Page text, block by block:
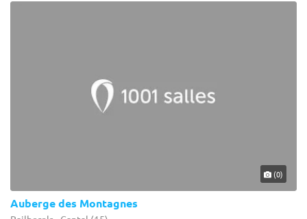
(0)
Auberge des Montagnes